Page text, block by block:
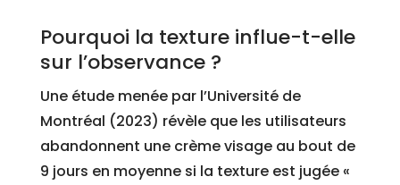
Pourquoi la texture influe-t-elle
sur l’observance ?
Une étude menée par l’Université de
Montréal (2023) révèle que les utilisateurs
abandonnent une crème visage au bout de
9 jours en moyenne si la texture est jugée «